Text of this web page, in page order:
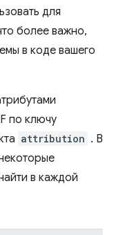
для
более важно,
в коде вашего
по ключу
attribution . В
в каждой